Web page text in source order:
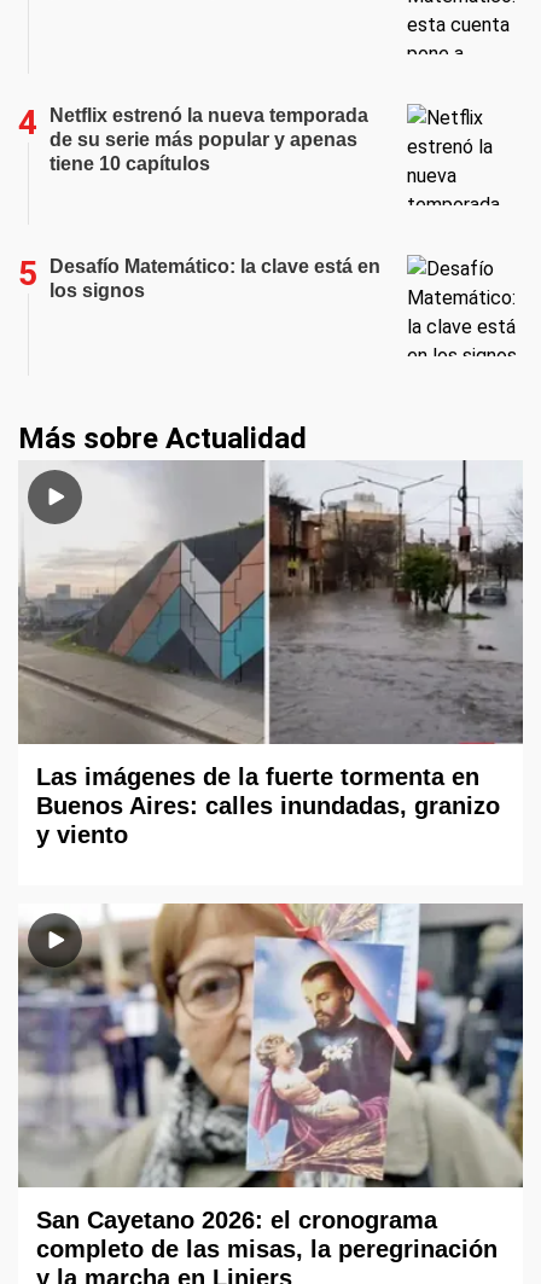
Netflix estrenó la nueva temporada
de su serie más popular y apenas
tiene 10 capítulos
Desafío Matemático: la clave está en
los signos
Más sobre Actualidad
Las imágenes de la fuerte tormenta en
Buenos Aires: calles inundadas, granizo
y viento
San Cayetano 2026: el cronograma
completo de las misas, la peregrinación
y la marcha en Liniers